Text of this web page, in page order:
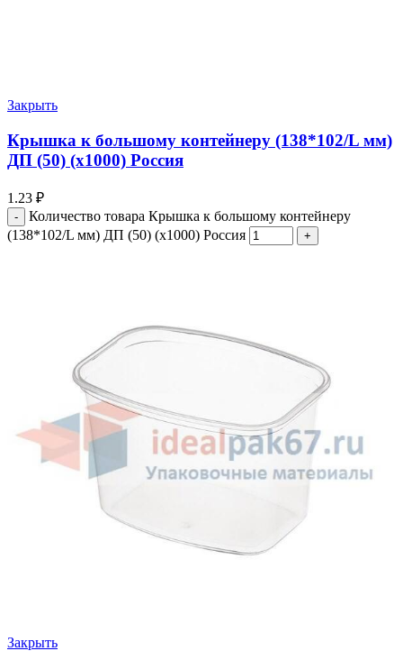
Закрыть
Крышка к большому контейнеру (138*102/L мм)
ДП (50) (х1000) Россия
1.23 ₽
Количество товара Крышка к большому контейнеру
(138*102/L мм) ДП (50) (х1000) Россия
Закрыть